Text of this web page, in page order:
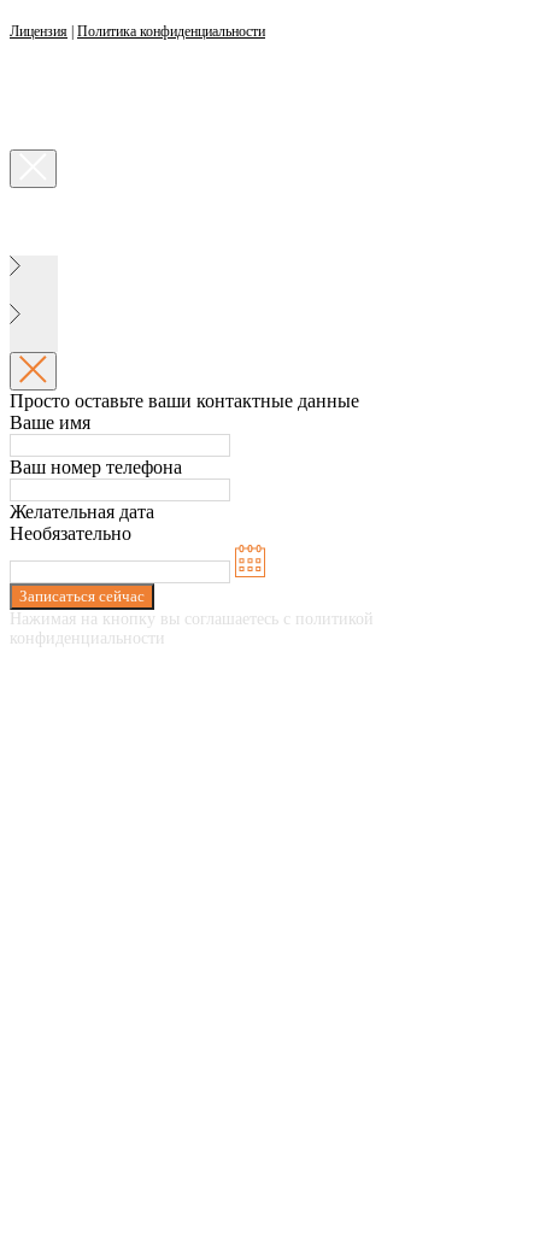
Лицензия Политика конфиденциальности
Просто оставьте ваши контактные данные
Ваше имя
Ваш номер телефона
Желательная дата
Необязательно
Записаться сейчас
Нажимая на кнопку вы соглашаетесь с политикой
конфиденциальности